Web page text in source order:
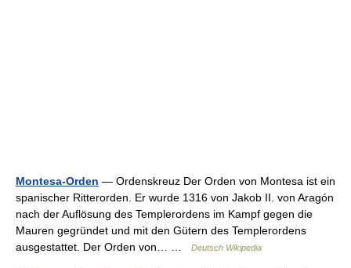
Montesa-Orden — Ordenskreuz Der Orden von Montesa ist ein
spanischer Ritterorden. Er wurde 1316 von Jakob II. von Aragón
nach der Auflösung des Templerordens im Kampf gegen die
Mauren gegründet und mit den Gütern des Templerordens
ausgestattet. Der Orden von… …
Deutsch Wikipedia